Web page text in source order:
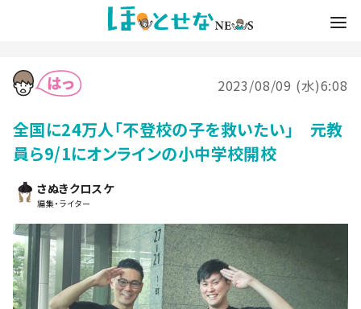
2023/08/09 (水)6:08
全国に24万人「不登校の子を救いたい」 元教
員ら9/1にオンラインの小中学校開校
さぬきクロスケ
編集・ライター